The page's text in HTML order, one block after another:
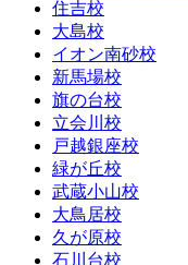
住吉校
大島校
イオン南砂校
新馬場校
旗の台校
立会川校
戸越銀座校
緑が丘校
武蔵小山校
大鳥居校
久が原校
石川台校